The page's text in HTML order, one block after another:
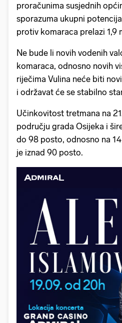
proračunima susjednih
sporazuma ukupni
protiv komaraca prelazi 1,9
Ne bude li novih vodenih
komaraca, odnosno novih
riječima Vulina neće biti
i održavat će se stabilno
Učinkovitost tretmana na
području grada Osijeka i
do 98 posto, odnosno na
je iznad 90 posto.